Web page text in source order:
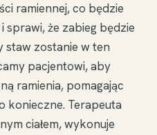
ramiennej, co będzie
sprawi, że zabieg będzie
staw zostanie w ten
pacjentowi, aby
ramienia, pomagając
konieczne. Terapeuta
ciałem, wykonuje